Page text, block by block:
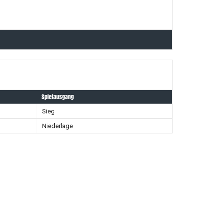
Spielausgang
Sieg
Niederlage